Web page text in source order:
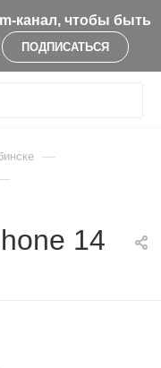
канал, чтобы быть
ПОДПИСАТЬСЯ
—
14